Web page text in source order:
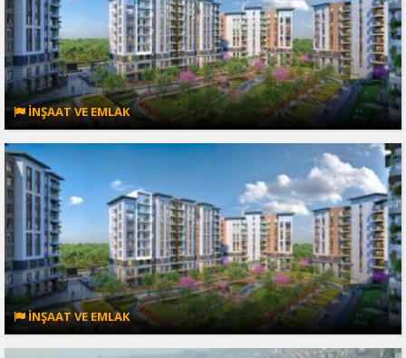
İNŞAAT VE EMLAK
İNŞAAT VE EMLAK